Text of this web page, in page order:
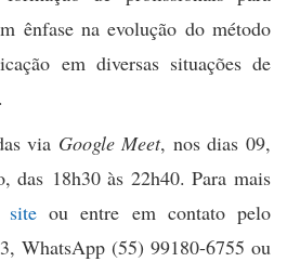
ênfase na evolução do método
em diversas situações de
via Google Meet, nos dias 09,
das 18h30 às 22h40. Para mais
siteou entre em contato pelo
WhatsApp (55) 99180-6755 ou